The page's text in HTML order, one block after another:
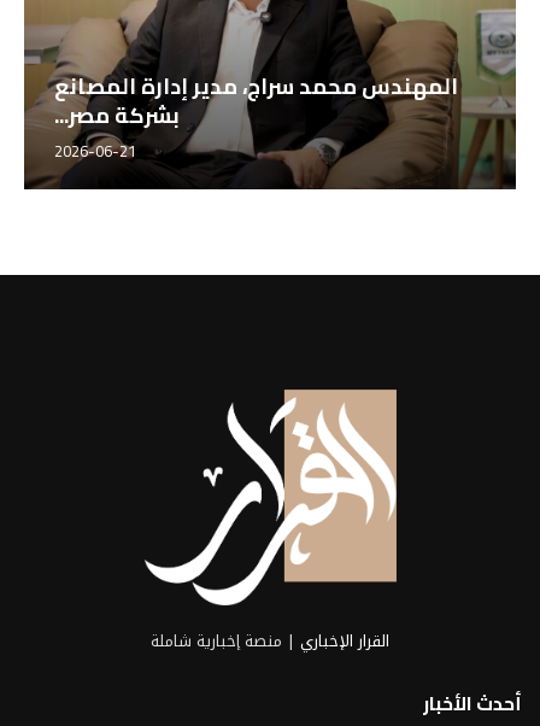
المهندس محمد سراج، مدير إدارة المصانع
بشركة مصر...
2026-06-21
القرار الإخباري | منصة إخبارية شاملة
أحدث الأخبار